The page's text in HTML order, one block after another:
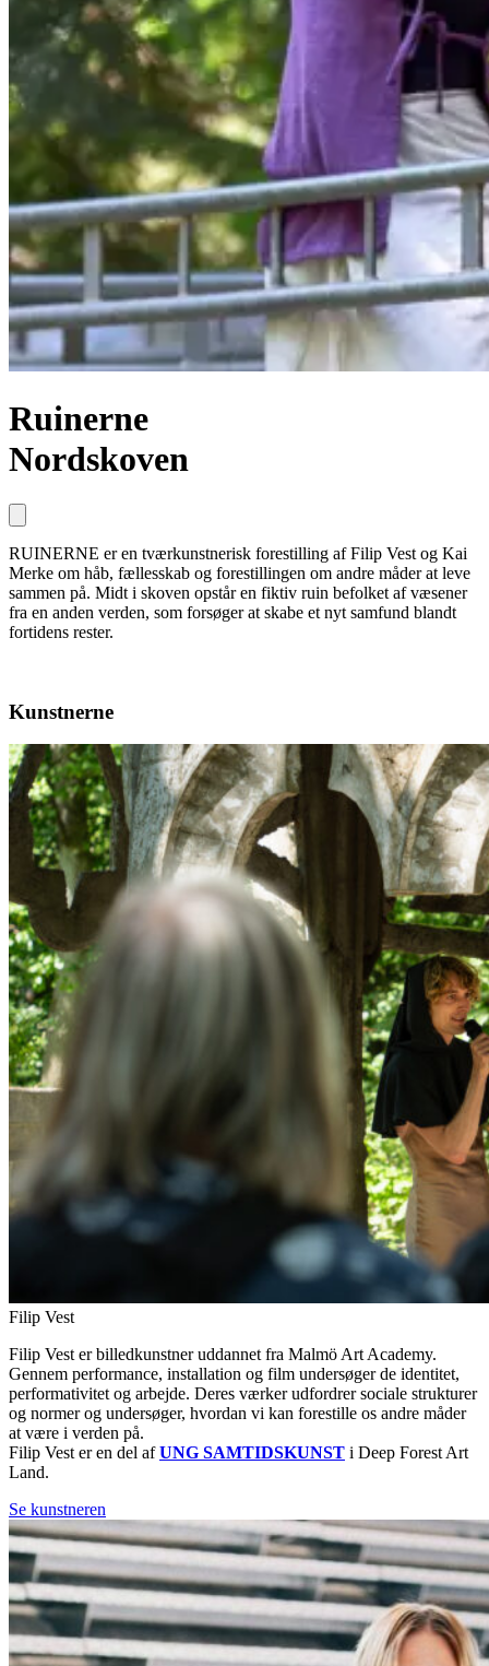
Ruinerne
Nordskoven
RUINERNE er en tværkunstnerisk forestilling af Filip Vest og Kai
Merke om håb, fællesskab og forestillingen om andre måder at leve
sammen på. Midt i skoven opstår en fiktiv ruin befolket af væsener
fra en anden verden, som forsøger at skabe et nyt samfund blandt
fortidens rester.
Kunstnerne
Filip Vest
Filip Vest er billedkunstner uddannet fra Malmö Art Academy.
Gennem performance, installation og film undersøger de identitet,
performativitet og arbejde. Deres værker udfordrer sociale strukturer
og normer og undersøger, hvordan vi kan forestille os andre måder
at være i verden på.
Filip Vest er en del afUNG SAMTIDSKUNST i Deep Forest Art
Land.
Se kunstneren